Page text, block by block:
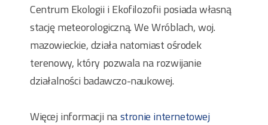
Centrum Ekologii i Ekofilozofii posiada własną
stację meteorologiczną. We Wróblach, woj.
mazowieckie, działa natomiast ośrodek
terenowy, który pozwala na rozwijanie
działalności badawczo-naukowej.
Więcej informacji nastronie internetowej